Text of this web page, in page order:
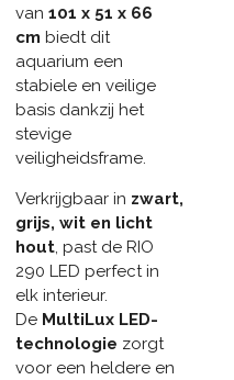
van 101 x 51 x 66
cm biedt dit
aquarium een
stabiele en veilige
basis dankzij het
stevige
veiligheidsframe.
Verkrijgbaar in zwart,
grijs, wit en licht
hout, past de RIO
290 LED perfect in
elk interieur.
De MultiLux LED-
technologie zorgt
voor een heldere en